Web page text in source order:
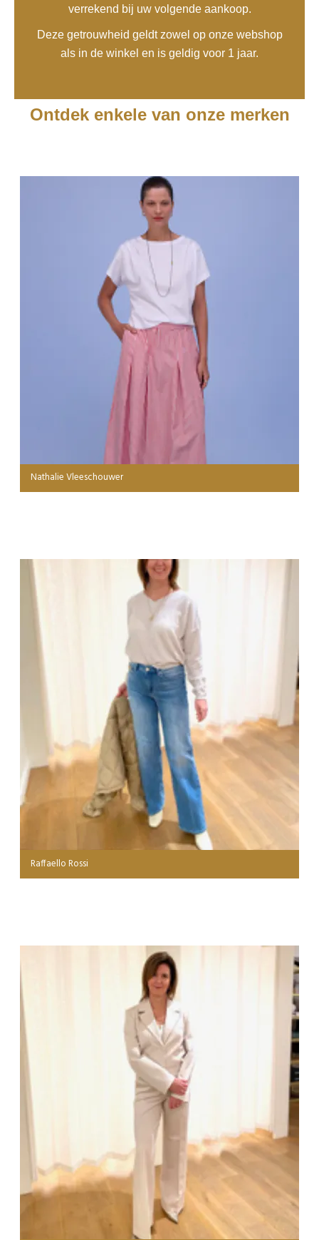
verrekend bij uw volgende aankoop.
Deze getrouwheid geldt zowel op onze webshop
als in de winkel en is geldig voor 1 jaar.
Ontdek enkele van onze merken
Nathalie Vleeschouwer
Raffaello Rossi